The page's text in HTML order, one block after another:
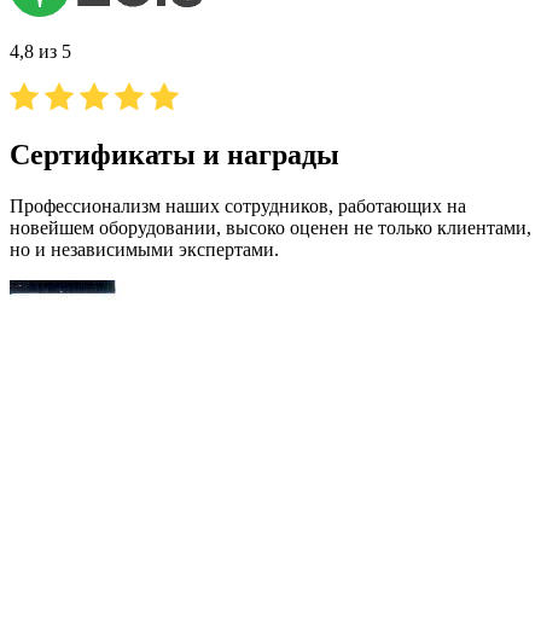
4,8 из 5
Сертификаты и награды
Профессионализм наших сотрудников, работающих на
новейшем оборудовании, высоко оценен не только клиентами,
но и независимыми экспертами.